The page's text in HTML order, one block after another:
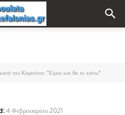
του Καρκίνου: "Είμαι και θα το κάνω"
4 Φεβρουαρίου 2021